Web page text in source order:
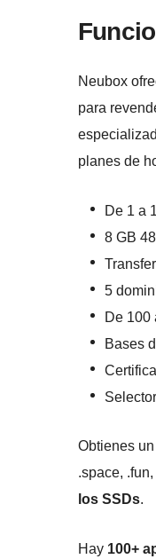
Neubox
para
planes de
De 1 a
8 GB
5
De 100
Bases
Obtienes un
.space,
los SSDs.
Hay 100+